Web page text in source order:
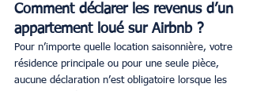
Comment déclarer les revenus d’un
appartement loué sur Airbnb ?
Pour n’importe quelle location saisonnière, votre
résidence principale ou pour une seule pièce,
aucune déclaration n’est obligatoire lorsque les